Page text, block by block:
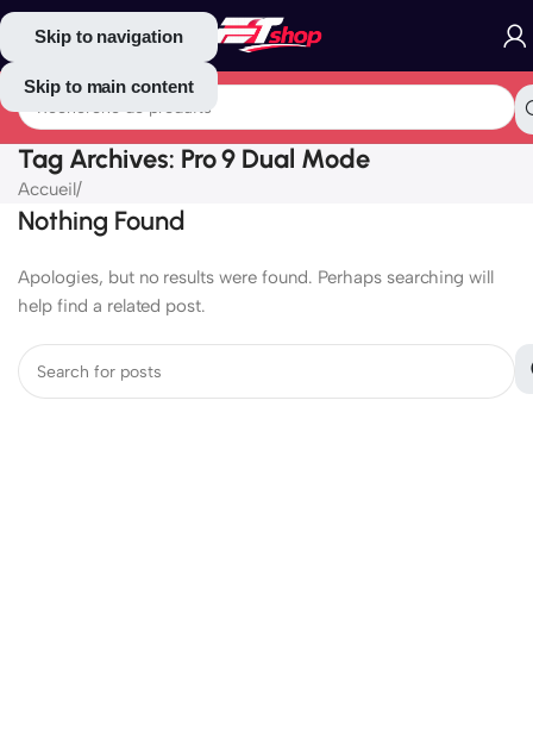
Skip to navigation
Skip to main content
Tag Archives: Pro 9 Dual Mode
Accueil/
Nothing Found
Apologies, but no results were found. Perhaps searching will
help find a related post.